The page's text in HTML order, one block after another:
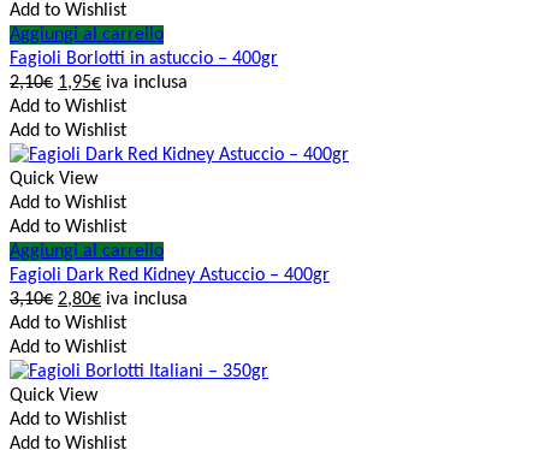
Add to Wishlist
Aggiungi al carrello
Fagioli Borlotti in astuccio – 400gr
2,10€ 1,95€ iva inclusa
Add to Wishlist
Add to Wishlist
Quick View
Add to Wishlist
Add to Wishlist
Aggiungi al carrello
Fagioli Dark Red Kidney Astuccio – 400gr
3,10€ 2,80€ iva inclusa
Add to Wishlist
Add to Wishlist
Quick View
Add to Wishlist
Add to Wishlist